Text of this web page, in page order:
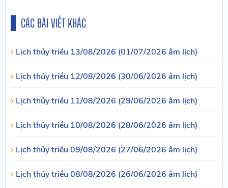
CÁC BÀI VIẾT KHÁC
Lịch thủy triều 13/08/2026 (01/07/2026 âm lịch)
Lịch thủy triều 12/08/2026 (30/06/2026 âm lịch)
Lịch thủy triều 11/08/2026 (29/06/2026 âm lịch)
Lịch thủy triều 10/08/2026 (28/06/2026 âm lịch)
Lịch thủy triều 09/08/2026 (27/06/2026 âm lịch)
Lịch thủy triều 08/08/2026 (26/06/2026 âm lịch)